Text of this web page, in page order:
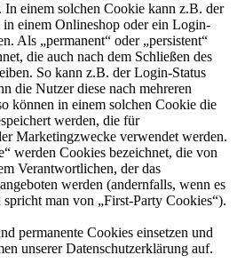
In einem solchen Cookie kann z.B. der
in einem Onlineshop oder ein Login-
Als „permanent“ oder „persistent“
die auch nach dem Schließen des
So kann z.B. der Login-Status
die Nutzer diese nach mehreren
können in einem solchen Cookie die
werden, die für
Marketingzwecke verwendet werden.
werden Cookies bezeichnet, die von
Verantwortlichen, der das
werden (andernfalls, wenn es
man von „First-Party Cookies“).
permanente Cookies einsetzen und
unserer Datenschutzerklärung auf.